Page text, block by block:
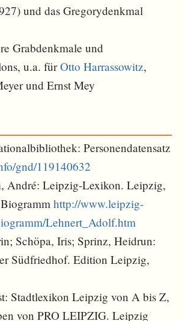
und das Gregorydenkmal
Grabdenkmale und
u.a. fürOtto Harrassowitz,
und Ernst Mey
Personendatensatz
gnd/119140632
André: Leipzig-Lexikon. Leipzig,
http://www.leipzig-
Lehnert_Adolf.htm
Schöpa, Iris; Sprinz, Heidrun:
Südfriedhof. Edition Leipzig,
Stadtlexikon Leipzig von A bis Z,
von PRO LEIPZIG. Leipzig